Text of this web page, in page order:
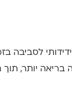
לסביבה
בריאה יותר,